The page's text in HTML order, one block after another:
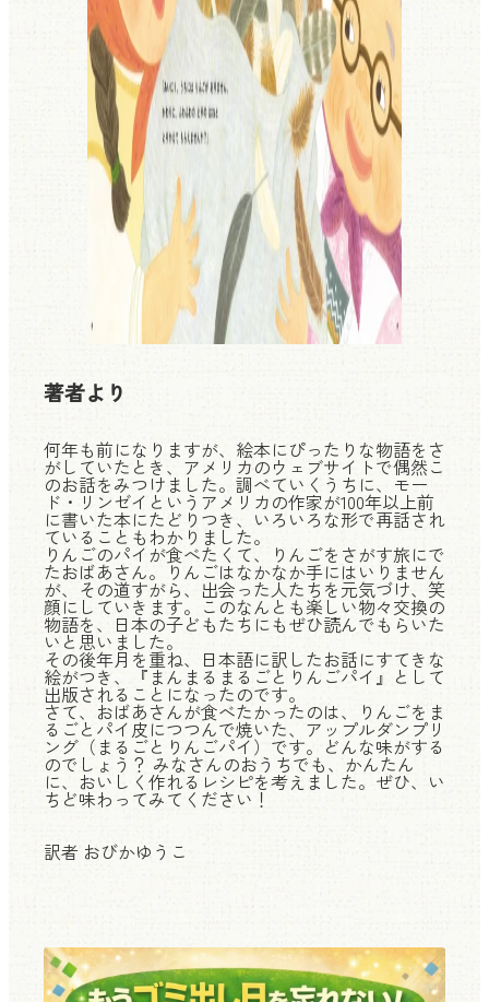
著者より
何年も前になりますが、絵本にぴったりな物語をさ
がしていたとき、アメリカのウェブサイトで偶然こ
のお話をみつけました。調べていくうちに、モー
ド・リンゼイというアメリカの作家が100年以上前
に書いた本にたどりつき、いろいろな形で再話され
ていることもわかりました。
りんごのパイが食べたくて、りんごをさがす旅にで
たおばあさん。りんごはなかなか手にはいりません
が、その道すがら、出会った人たちを元気づけ、笑
顔にしていきます。このなんとも楽しい物々交換の
物語を、日本の子どもたちにもぜひ読んでもらいた
いと思いました。
その後年月を重ね、日本語に訳したお話にすてきな
絵がつき、『まんまるまるごとりんごパイ』として
出版されることになったのです。
さて、おばあさんが食べたかったのは、りんごをま
るごとパイ皮につつんで焼いた、アップルダンプリ
ング（まるごとりんごパイ）です。どんな味がする
のでしょう？ みなさんのおうちでも、かんたん
に、おいしく作れるレシピを考えました。ぜひ、い
ちど味わってみてください！
訳者 おびかゆうこ